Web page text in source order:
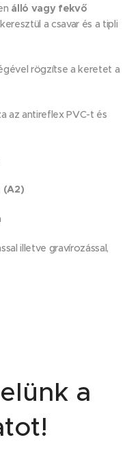
álló vagy fekvő
a csavar és a tipli
rögzítse a keretet a
az antireflex PVC-t és
illetve gravírozással,
a